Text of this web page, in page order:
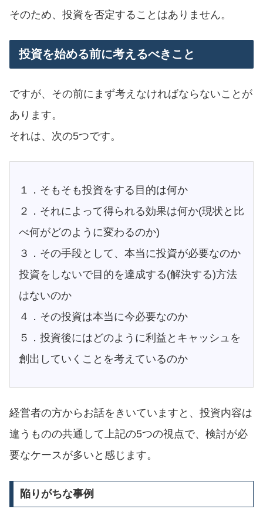
そのため、投資を否定することはありません。
投資を始める前に考えるべきこと
ですが、その前にまず考えなければならないことが
あります。
それは、次の5つです。
１．そもそも投資をする目的は何か
２．それによって得られる効果は何か(現状と比
べ何がどのように変わるのか)
３．その手段として、本当に投資が必要なのか
投資をしないで目的を達成する(解決する)方法
はないのか
４．その投資は本当に今必要なのか
５．投資後にはどのように利益とキャッシュを
創出していくことを考えているのか
経営者の方からお話をきいていますと、投資内容は
違うものの共通して上記の5つの視点で、検討が必
要なケースが多いと感じます。
陥りがちな事例